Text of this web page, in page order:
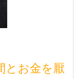
とお金を厭